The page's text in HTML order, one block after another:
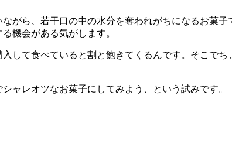
がら、若干口の中の水分を奪われがちになるお菓
機会がある気がします。
して食べていると割と飽きてくるんです。そこで
ャレオツなお菓子にしてみよう、という試みです。